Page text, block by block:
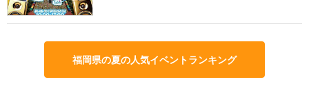
福岡県の夏の人気イベントランキング